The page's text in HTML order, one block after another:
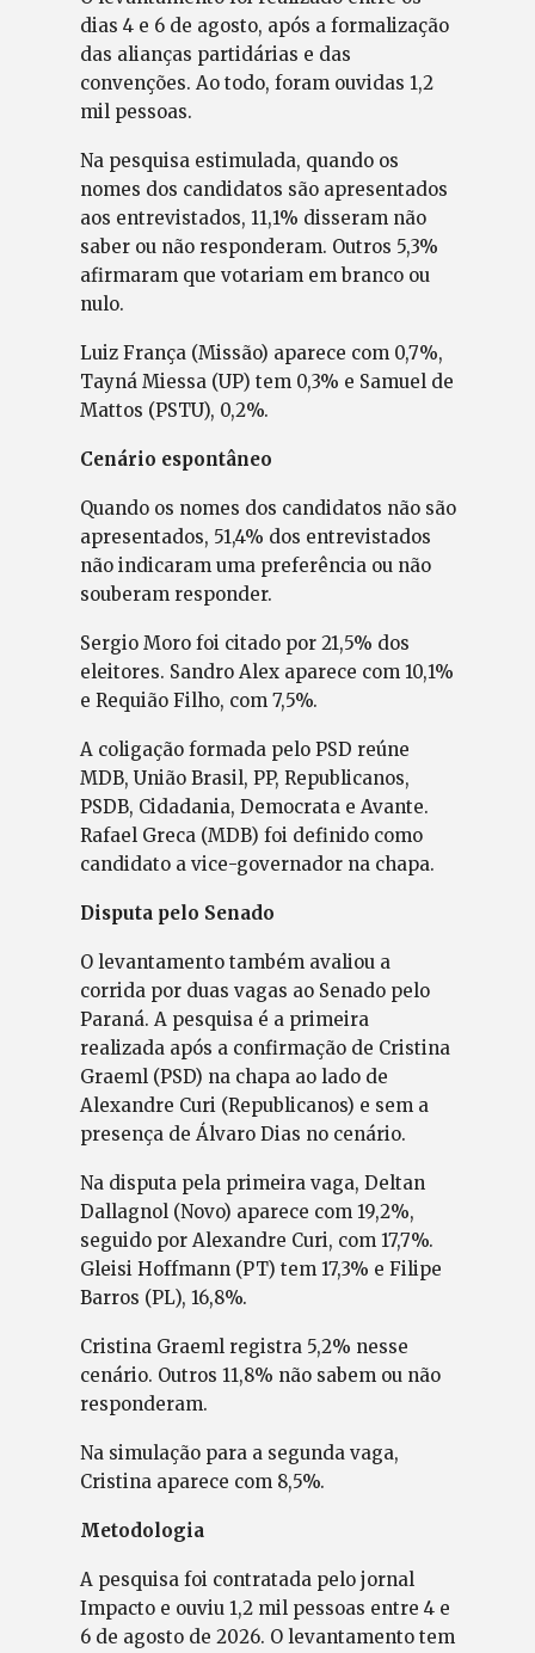
dias 4 e 6 de agosto, após a formalização
das alianças partidárias e das
convenções. Ao todo, foram ouvidas 1,2
mil pessoas.
Na pesquisa estimulada, quando os
nomes dos candidatos são apresentados
aos entrevistados, 11,1% disseram não
saber ou não responderam. Outros 5,3%
afirmaram que votariam em branco ou
nulo.
Luiz França (Missão) aparece com 0,7%,
Tayná Miessa (UP) tem 0,3% e Samuel de
Mattos (PSTU), 0,2%.
Cenário espontâneo
Quando os nomes dos candidatos não são
apresentados, 51,4% dos entrevistados
não indicaram uma preferência ou não
souberam responder.
Sergio Moro foi citado por 21,5% dos
eleitores. Sandro Alex aparece com 10,1%
e Requião Filho, com 7,5%.
A coligação formada pelo PSD reúne
MDB, União Brasil, PP, Republicanos,
PSDB, Cidadania, Democrata e Avante.
Rafael Greca (MDB) foi definido como
candidato a vice-governador na chapa.
Disputa pelo Senado
O levantamento também avaliou a
corrida por duas vagas ao Senado pelo
Paraná. A pesquisa é a primeira
realizada após a confirmação de Cristina
Graeml (PSD) na chapa ao lado de
Alexandre Curi (Republicanos) e sem a
presença de Álvaro Dias no cenário.
Na disputa pela primeira vaga, Deltan
Dallagnol (Novo) aparece com 19,2%,
seguido por Alexandre Curi, com 17,7%.
Gleisi Hoffmann (PT) tem 17,3% e Filipe
Barros (PL), 16,8%.
Cristina Graeml registra 5,2% nesse
cenário. Outros 11,8% não sabem ou não
responderam.
Na simulação para a segunda vaga,
Cristina aparece com 8,5%.
Metodologia
A pesquisa foi contratada pelo jornal
Impacto e ouviu 1,2 mil pessoas entre 4 e
6 de agosto de 2026. O levantamento tem